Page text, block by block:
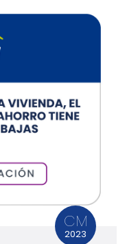
CM
2023